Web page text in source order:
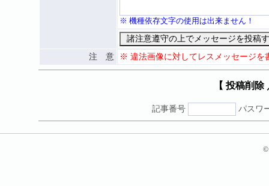
※ 機種依存文字の使用は出来ません！
注 意 ※ 違法画像に対してレスメッセージを
【 投稿削
記事番号 パスワ
©